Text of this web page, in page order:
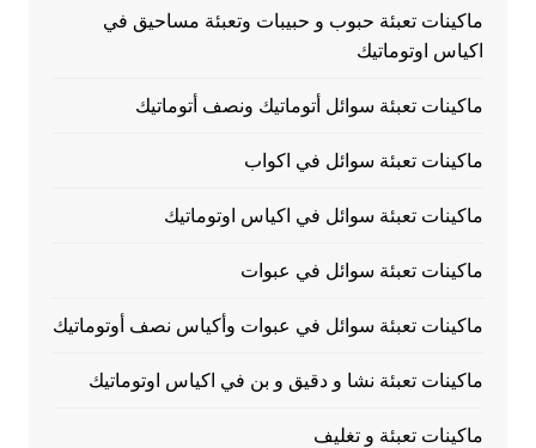
ماكينات تعبئة حبوب و حبيبات وتعبئة مساحيق في
اكياس اوتوماتيك
ماكينات تعبئة سوائل أتوماتيك ونصف أتوماتيك
ماكينات تعبئة سوائل في اكواب
ماكينات تعبئة سوائل في اكياس اوتوماتيك
ماكينات تعبئة سوائل في عبوات
ماكينات تعبئة سوائل في عبوات وأكياس نصف أوتوماتيك
ماكينات تعبئة نشا و دقيق و بن في اكياس اوتوماتيك
ماكينات تعبئة و تغليف